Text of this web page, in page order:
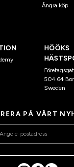
Ångra köp
HÖÖKS
504 64
Sweden
PÅ VÅRT